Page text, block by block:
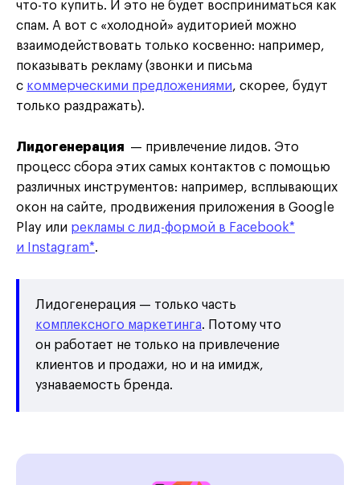
что-то купить. И это не будет восприниматься как
спам. А вот с «холодной» аудиторией можно
взаимодействовать только косвенно: например,
показывать рекламу (звонки и письма
с коммерческими предложениями, скорее, будут
только раздражать).
Лидогенерация — привлечение лидов. Это
процесс сбора этих самых контактов с помощью
различных инструментов: например, всплывающих
окон на сайте, продвижения приложения в Google
Play или рекламы с лид-формой в Facebook*
и Instagram*.
Лидогенерация — только часть
комплексного маркетинга. Потому что
он работает не только на привлечение
клиентов и продажи, но и на имидж,
узнаваемость бренда.